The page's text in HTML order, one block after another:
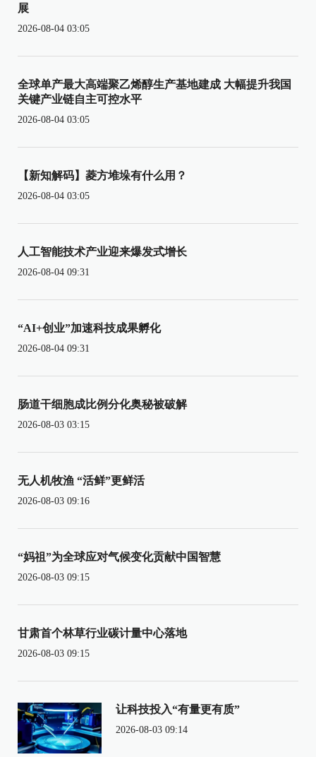
展
2026-08-04 03:05
全球单产最大高端聚乙烯醇生产基地建成 大幅提升我国
关键产业链自主可控水平
2026-08-04 03:05
【新知解码】菱方堆垛有什么用？
2026-08-04 03:05
人工智能技术产业迎来爆发式增长
2026-08-04 09:31
“AI+创业”加速科技成果孵化
2026-08-04 09:31
肠道干细胞成比例分化奥秘被破解
2026-08-03 03:15
无人机牧渔 “活鲜”更鲜活
2026-08-03 09:16
“妈祖”为全球应对气候变化贡献中国智慧
2026-08-03 09:15
甘肃首个林草行业碳计量中心落地
2026-08-03 09:15
让科技投入“有量更有质”
2026-08-03 09:14